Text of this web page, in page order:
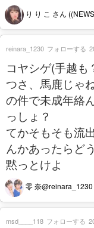
り り こ さん
コヤシゲ(手越
つさ、馬鹿じゃ
の件で未成年絡
っしょ？
てかそもそも流
んかあったらど
黙っとけよ
零 奈@reinara_1230
reinara_1230 フォローする
msd____118 フォローする